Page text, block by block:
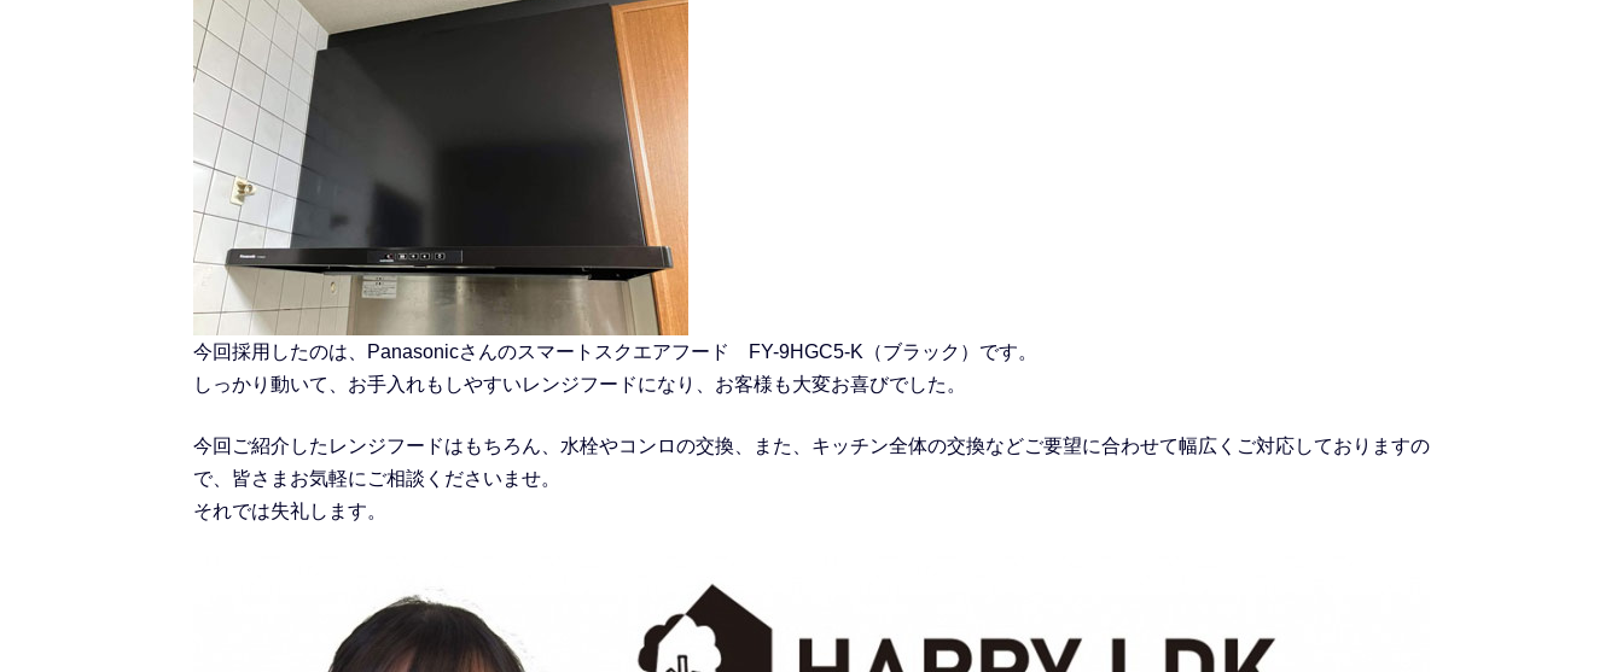
今回採用したのは、Panasonicさんのスマートスクエアフード FY-9HGC5-K（ブラック）です。
しっかり動いて、お手入れもしやすいレンジフードになり、お客様も大変お喜びでした。
今回ご紹介したレンジフードはもちろん、水栓やコンロの交換、また、キッチン全体の交換などご要望に合わせて幅広くご対応しておりますの
で、皆さまお気軽にご相談くださいませ。
それでは失礼します。